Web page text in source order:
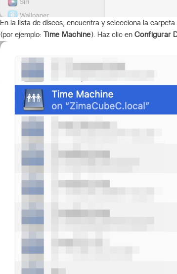
En la lista de discos, encuentra y selecciona la
(por ejemplo:
Time Machine). Haz clic en Configurar